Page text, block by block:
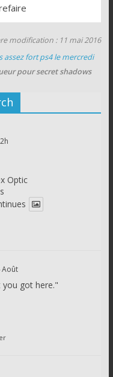
modification : 11 mai 2016
fort ps4 le mercredi
pour secret shadows
Optic
Août
got here."